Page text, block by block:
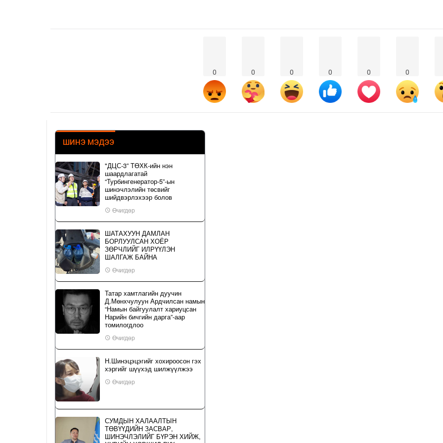
0 0 0 0 0 0
ШИНЭ МЭДЭЭ
"ДЦС-3” ТӨХК-ийн нэн
шаардлагатай
“Турбингенератор-5”-ын
шинэчлэлийн төсвийг
шийдвэрлэхээр болов
Өчигдөр
ШАТАХУУН ДАМЛАН
БОРЛУУЛСАН ХОЁР
ЗӨРЧЛИЙГ ИЛРҮҮЛЭН
ШАЛГАЖ БАЙНА
Өчигдөр
Татар хамтлагийн дуучин
Д.Мөнхчулуун Ардчилсан намын
“Намын байгуулалт хариуцсан
Нарийн бичгийн дарга”-аар
томилогдлоо
Өчигдөр
Н.Шинэцэцэгийг хохироосон гэх
хэргийг шүүхэд шилжүүлжээ
Өчигдөр
СУМДЫН ХАЛААЛТЫН
ТӨВҮҮДИЙН ЗАСВАР,
ШИНЭЧЛЭЛИЙГ БҮРЭН ХИЙЖ,